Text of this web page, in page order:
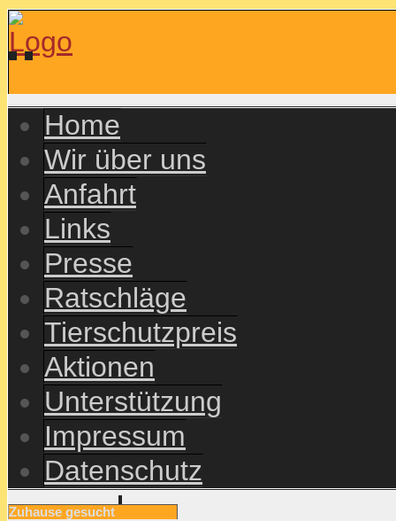
Home
Wir über uns
Anfahrt
Links
Presse
Ratschläge
Tierschutzpreis
Aktionen
Unterstützung
Impressum
Datenschutz
Zuhause gesucht